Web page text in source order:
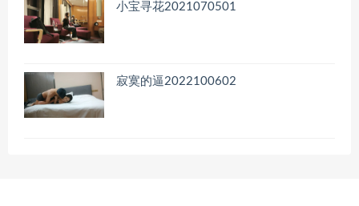
小宝寻花2021070501
寂寞的逼2022100602